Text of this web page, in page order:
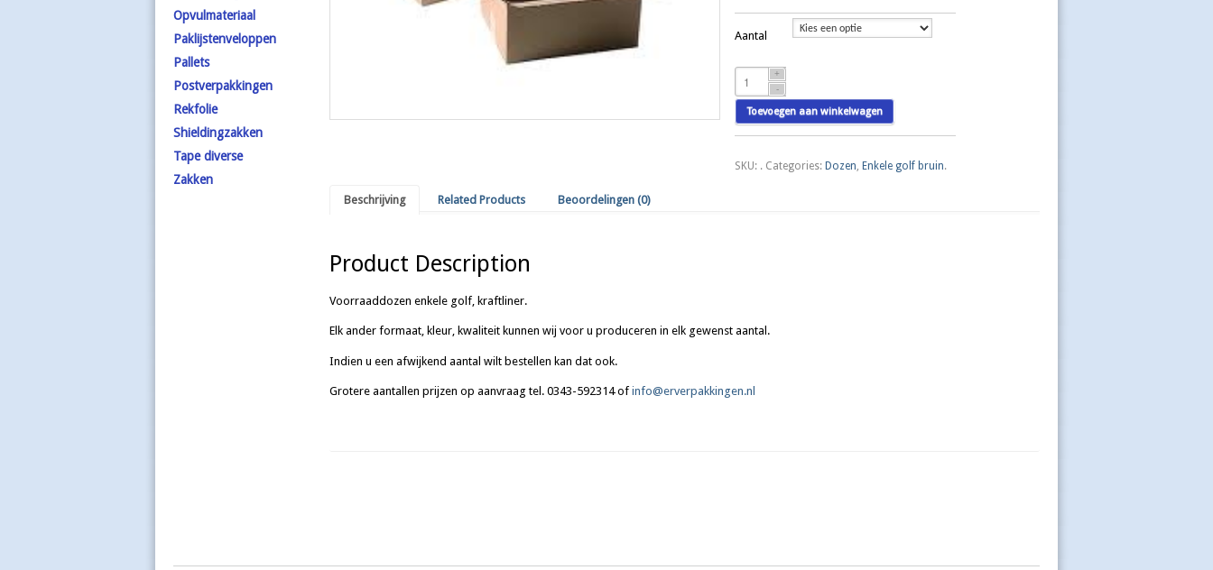
Aantal
enkele
golf
bruin
22
15
Toevoegen aan winkelwagen
SKU: . Categories:Dozen ,Enkele golf bruin.
Beschrijving Related Products Beoordelingen (0)
Product Description
Voorraaddozen enkele golf, kraftliner.
Elk ander formaat, kleur, kwaliteit kunnen wij voor u produceren in elk gewenst aantal.
Indien u een afwijkend aantal wilt bestellen kan dat ook.
Grotere aantallen prijzen op aanvraag tel. 0343-592314 of info@erverpakkingen.nl
Opvulmateriaal
Paklijstenveloppen
Pallets
Postverpakkingen
Rekfolie
Shieldingzakken
Tape diverse
Zakken